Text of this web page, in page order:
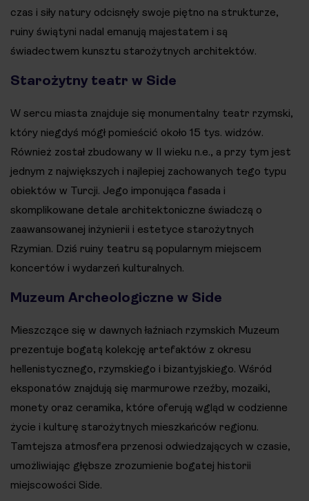
czas i siły natury odcisnęły swoje piętno na strukturze,
ruiny świątyni nadal emanują majestatem i są
świadectwem kunsztu starożytnych architektów.
Starożytny teatr w Side
W sercu miasta znajduje się monumentalny teatr rzymski,
który niegdyś mógł pomieścić około 15 tys. widzów.
Również został zbudowany w II wieku n.e., a przy tym jest
jednym z największych i najlepiej zachowanych tego typu
obiektów w Turcji. Jego imponująca fasada i
skomplikowane detale architektoniczne świadczą o
zaawansowanej inżynierii i estetyce starożytnych
Rzymian. Dziś ruiny teatru są popularnym miejscem
koncertów i wydarzeń kulturalnych.
Muzeum Archeologiczne w Side
Mieszczące się w dawnych łaźniach rzymskich Muzeum
prezentuje bogatą kolekcję artefaktów z okresu
hellenistycznego, rzymskiego i bizantyjskiego. Wśród
eksponatów znajdują się marmurowe rzeźby, mozaiki,
monety oraz ceramika, które oferują wgląd w codzienne
życie i kulturę starożytnych mieszkańców regionu.
Tamtejsza atmosfera przenosi odwiedzających w czasie,
umożliwiając głębsze zrozumienie bogatej historii
miejscowości Side.